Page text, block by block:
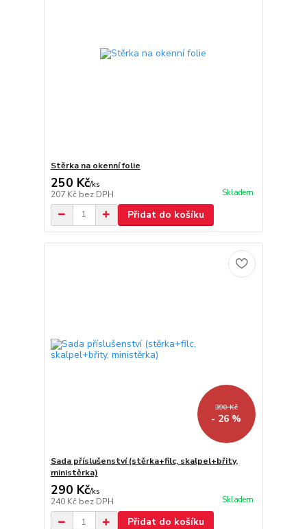
Stěrka na okenní folie
250 Kč/ks
207 Kč bez DPH Skladem
Přidat do košíku
390 Kč
- 26 %
Sada příslušenství (stěrka+filc, skalpel+břity,
ministěrka)
290 Kč/ks
240 Kč bez DPH Skladem
Přidat do košíku